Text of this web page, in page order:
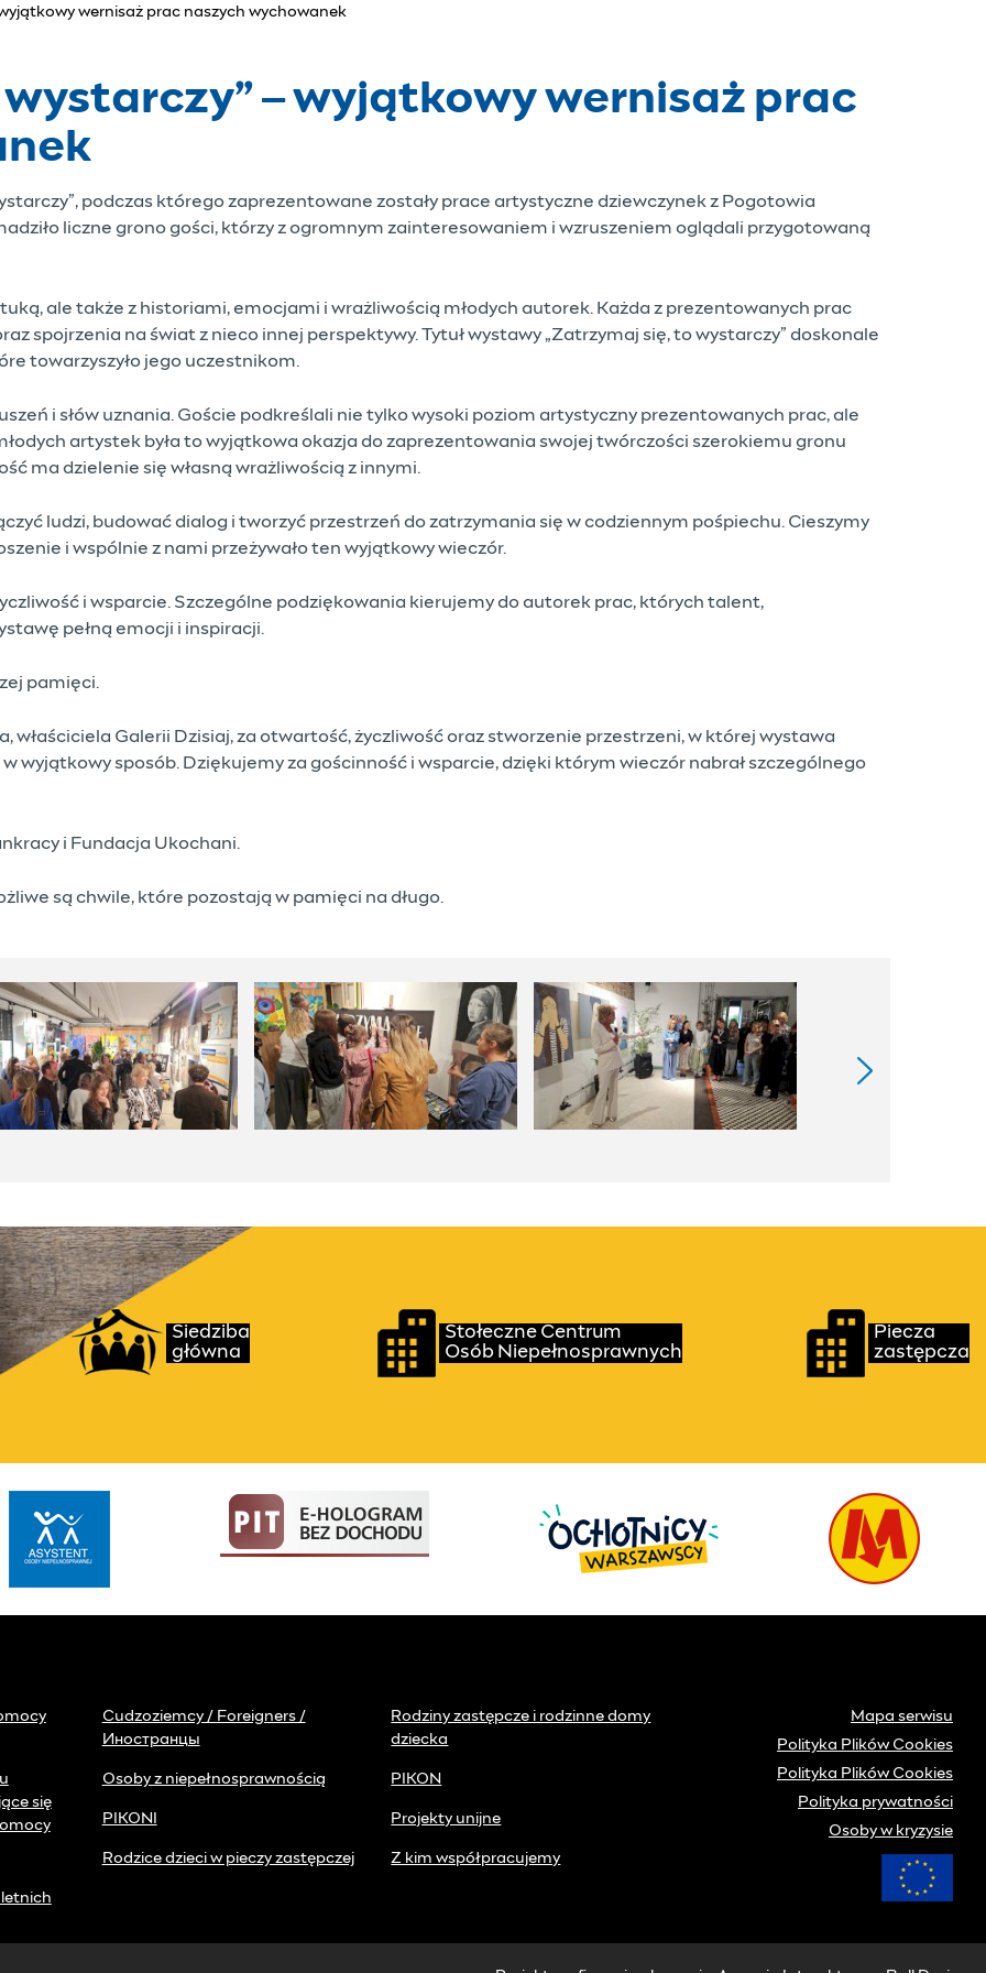
wernisaż prac naszych wychowanek
– wyjątkowy wernisaż prac
podczas którego zaprezentowane zostały prace artystyczne dziewczynek z Pogotowia
liczne grono gości, którzy z ogromnym zainteresowaniem i wzruszeniem oglądali przygotowaną
ale także z historiami, emocjami i wrażliwością młodych autorek. Każda z prezentowanych prac
spojrzenia na świat z nieco innej perspektywy. Tytuł wystawy „Zatrzymaj się, to wystarczy” doskonale
towarzyszyło jego uczestnikom.
i słów uznania. Goście podkreślali nie tylko wysoki poziom artystyczny prezentowanych prac, ale
artystek była to wyjątkowa okazja do zaprezentowania swojej twórczości szerokiemu gronu
ma dzielenie się własną wrażliwością z innymi.
ludzi, budować dialog i tworzyć przestrzeń do zatrzymania się w codziennym pośpiechu. Cieszymy
i wspólnie z nami przeżywało ten wyjątkowy wieczór.
i wsparcie. Szczególne podziękowania kierujemy do autorek prac, których talent,
pełną emocji i inspiracji.
pamięci.
właściciela Galerii Dzisiaj, za otwartość, życzliwość oraz stworzenie przestrzeni, w której wystawa
wyjątkowy sposób. Dziękujemy za gościnność i wsparcie, dzięki którym wieczór nabrał szczególnego
i Fundacja Ukochani.
są chwile, które pozostają w pamięci na długo.
Siedziba
główna
Przydatne linki
Stołeczne Centrum
Osób Niepełnosprawnych
Piecza
zastępcza
Cudzoziemcy / Foreigners /
Иностранцы
Rodziny zastępcze i rodzinne domy
dziecka
się
Osoby z niepełnosprawnością PIKON
PIKONI Projekty unijne
Rodzice dzieci w pieczy zastępczej Z kim współpracujemy
Mapa serwisu
Polityka Plików Cookies
Polityka Plików Cookies
Polityka prywatności
Osoby w kryzysie